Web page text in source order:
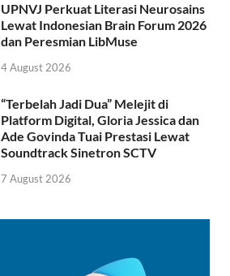
UPNVJ Perkuat Literasi Neurosains
Lewat Indonesian Brain Forum 2026
dan Peresmian LibMuse
4 August 2026
“Terbelah Jadi Dua” Melejit di
Platform Digital, Gloria Jessica dan
Ade Govinda Tuai Prestasi Lewat
Soundtrack Sinetron SCTV
7 August 2026